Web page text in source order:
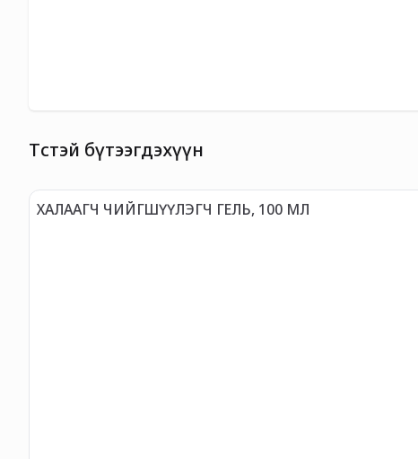
Төстэй бүтээгдэхүүн
ХАЛААГЧ ЧИЙГШҮҮЛЭГЧ ГЕЛЬ, 100 МЛ